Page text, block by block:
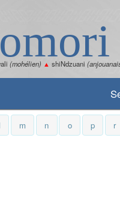
(mohélien) ▲ shiNdzuani
m n o p r